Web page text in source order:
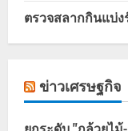
ตรวจสลากกินแบ่ง
ข่าวเศรษฐกิจ